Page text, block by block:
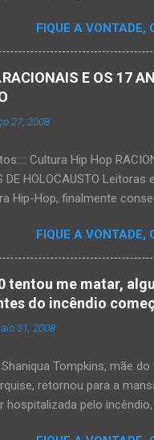
FIQUE A VONTADE,
E OS 17
27, 2008
Cultura Hip Hop
DE HOLOCAUSTO Leitoras
Hip-Hop, finalmente
muito tempo vinha
de "ensaio-tributo" ao
do rap brasileiro, que
agora em 2008. Falo de
do grupo paulistano
de costume, uma pequena
brasileiro não tem
por aí que não cultuamos
nem nossa rica
FIQUE A VONTADE,
tentou me matar,
do incêndio
31, 2008
Tompkins, mãe do
retornou para a
hospitalizada pelo incêndio,